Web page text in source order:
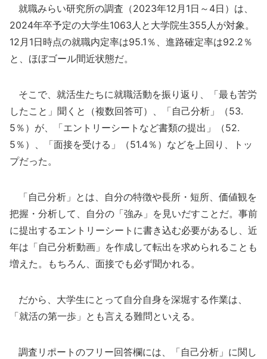
就職みらい研究所の調査（2023年12月1日～4日）は、
2024年卒予定の大学生1063人と大学院生355人が対象。
12月1日時点の就職内定率は95.1％、進路確定率は92.2％
と、ほぼゴール間近状態だ。
そこで、就活生たちに就職活動を振り返り、「最も苦労
したこと」聞くと（複数回答可）、「自己分析」（53.
5％）が、「エントリーシートなど書類の提出」（52.
5％）、「面接を受ける」（51.4％）などを上回り、トッ
プだった。
「自己分析」とは、自分の特徴や長所・短所、価値観を
把握・分析して、自分の「強み」を見いだすことだ。事前
に提出するエントリーシートに書き込む必要があるし、近
年は「自己分析動画」を作成して転出を求められることも
増えた。もちろん、面接でも必ず聞かれる。
だから、大学生にとって自分自身を深堀する作業は、
「就活の第一歩」とも言える難問といえる。
調査リポートのフリー回答欄には、「自己分析」に関し